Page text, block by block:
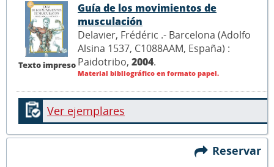
Texto impreso
Guía de los movimientos de
musculación
Delavier, Frédéric .- Barcelona (Adolfo
Alsina 1537, C1088AAM, España) :
Paidotribo, 2004.
Material bibliográfico en formato papel.
Ver ejemplares
Reservar